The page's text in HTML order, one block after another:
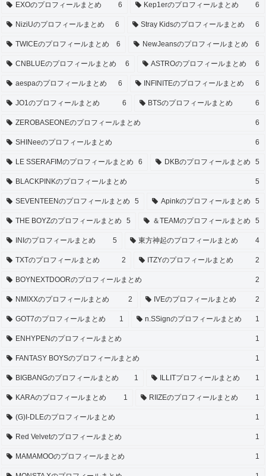
EXOのプロフィールまとめ 6 Kep1erのプロフィールまとめ 6
NiziUのプロフィールまとめ 6 Stray Kidsのプロフィールまとめ 6
TWICEのプロフィールまとめ 6 NewJeansのプロフィールまとめ 6
CNBLUEのプロフィールまとめ 6 ASTROのプロフィールまとめ 6
aespaのプロフィールまとめ 6 INFINITEのプロフィールまとめ 6
JO1のプロフィールまとめ 6 BTSのプロフィールまとめ 6
ZEROBASEONEのプロフィールまとめ 6
SHINeeのプロフィールまとめ 6
LE SSERAFIMのプロフィールまとめ 6 DKBのプロフィールまとめ 5
BLACKPINKのプロフィールまとめ 5
SEVENTEENのプロフィールまとめ 5 Apinkのプロフィールまとめ 5
THE BOYZのプロフィールまとめ 5 ＆TEAMのプロフィールまとめ 5
INIのプロフィールまとめ 5 東方神起のプロフィールまとめ 4
TXTのプロフィールまとめ 2 ITZYのプロフィールまとめ 2
BOYNEXTDOORのプロフィールまとめ 2
NMIXXのプロフィールまとめ 2 IVEのプロフィールまとめ 2
GOT7のプロフィールまとめ 1 n.SSignのプロフィールまとめ 1
ENHYPENのプロフィールまとめ 1
FANTASY BOYSのプロフィールまとめ 1
BIGBANGのプロフィールまとめ 1 ILLITプロフィールまとめ 1
KARAのプロフィールまとめ 1 RIIZEのプロフィールまとめ 1
(G)I-DLEのプロフィールまとめ 1
Red Velvetのプロフィールまとめ 1
MAMAMOOのプロフィールまとめ 1